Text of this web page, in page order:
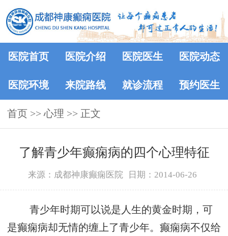
医院首页 医院介绍 医院医生 医院动态
医院环境 来院路线 就诊流程 预约医生
首页 >> 心理 >> 正文
了解青少年癫痫病的四个心理特征
来源：成都神康癫痫医院 日期：2014-06-26
青少年时期可以说是人生的黄金时期，可
是癫痫病却无情的缠上了青少年。癫痫病不仅给